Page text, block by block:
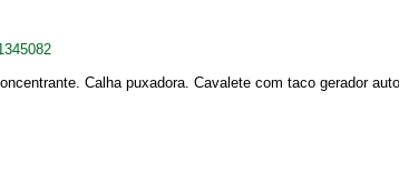
Calha puxadora. Cavalete com taco gerador